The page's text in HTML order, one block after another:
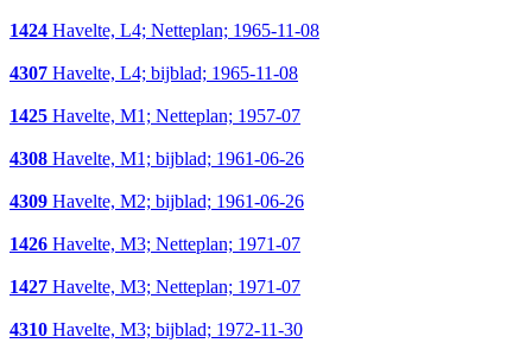
1424 Havelte, L4; Netteplan; 1965-11-08
4307 Havelte, L4; bijblad; 1965-11-08
1425 Havelte, M1; Netteplan; 1957-07
4308 Havelte, M1; bijblad; 1961-06-26
4309 Havelte, M2; bijblad; 1961-06-26
1426 Havelte, M3; Netteplan; 1971-07
1427 Havelte, M3; Netteplan; 1971-07
4310 Havelte, M3; bijblad; 1972-11-30